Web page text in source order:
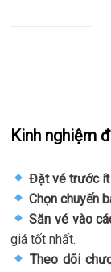
Kinh nghiệm
Đặt vé trước ít
Chọn chuyến
Săn vé vào
giá tốt nhất.
Theo dõi